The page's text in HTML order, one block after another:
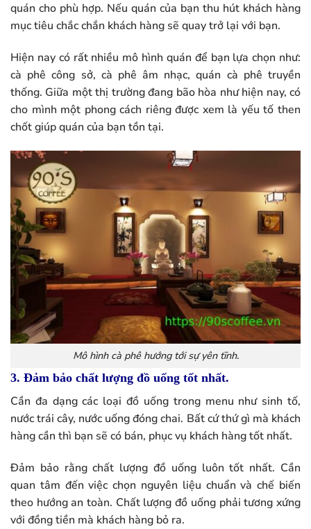
quán cho phù hợp. Nếu quán của bạn thu hút khách hàng
mục tiêu chắc chắn khách hàng sẽ quay trở lại với bạn.
Hiện nay có rất nhiều mô hình quán để bạn lựa chọn như:
cà phê công sở, cà phê âm nhạc, quán cà phê truyền
thống. Giữa một thị trường đang bão hòa như hiện nay, có
cho mình một phong cách riêng được xem là yếu tố then
chốt giúp quán của bạn tồn tại.
Mô hình cà phê hướng tới sự yên tĩnh.
3. Đảm bảo chất lượng đồ uống tốt nhất.
Cần đa dạng các loại đồ uống trong menu như sinh tố,
nước trái cây, nước uống đóng chai. Bất cứ thứ gì mà khách
hàng cần thì bạn sẽ có bán, phục vụ khách hàng tốt nhất.
Đảm bảo rằng chất lượng đồ uống luôn tốt nhất. Cần
quan tâm đến việc chọn nguyên liệu chuẩn và chế biến
theo hướng an toàn. Chất lượng đồ uống phải tương xứng
với đồng tiền mà khách hàng bỏ ra.